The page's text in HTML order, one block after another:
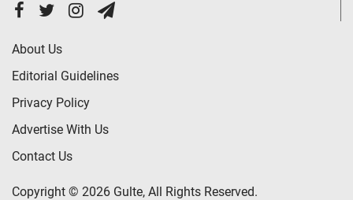
About Us
Editorial Guidelines
Privacy Policy
Advertise With Us
Contact Us
Copyright © 2026 Gulte, All Rights Reserved.